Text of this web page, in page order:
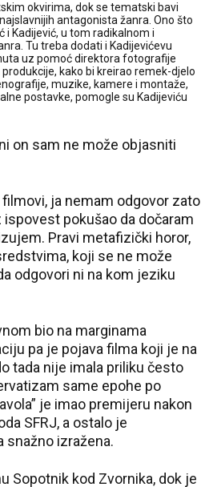
okvirima, dok se tematski bavi
antagonista žanra. Ono što
i Kadijević, u tom radikalnom i
Tu treba dodati i Kadijevićevu
uz pomoć direktora fotografije
kako bi kreirao remek-djelo
muzike, kamere i montaže,
postavke, pomogle su Kadijeviću
on sam ne može objasniti
ja nemam odgovor zato
pokušao da dočaram
Pravi metafizički horor,
koji se ne može
odgovori ni na kom jeziku
bio na marginama
pa je pojava filma koji je na
tada nije imala priliku često
same epohe po
je imao premijeru nakon
SFRJ, a ostalo je
snažno izražena.
Sopotnik kod Zvornika, dok je
18 °C